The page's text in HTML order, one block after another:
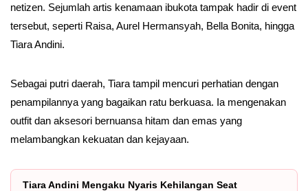
netizen. Sejumlah artis kenamaan ibukota tampak hadir di event
tersebut, seperti Raisa, Aurel Hermansyah, Bella Bonita, hingga
Tiara Andini.
Sebagai putri daerah, Tiara tampil mencuri perhatian dengan
penampilannya yang bagaikan ratu berkuasa. Ia mengenakan
outfit dan aksesori bernuansa hitam dan emas yang
melambangkan kekuatan dan kejayaan.
Tiara Andini Mengaku Nyaris Kehilangan Seat